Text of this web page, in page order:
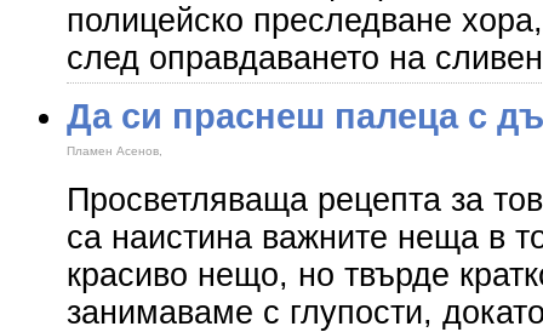
полицейско преследване
след оправдаването на
Да си праснеш палеца с
Пламен Асенов,
Просветляваща рецепта за
са наистина важните неща в
красиво нещо, но твърде
занимаваме с глупости,